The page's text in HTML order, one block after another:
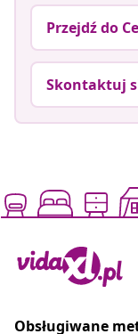
Przejdź do
Skontaktuj
Obsługiwane